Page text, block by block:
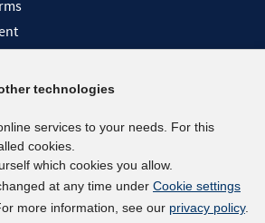
technologies
services to your needs. For this
cookies.
which cookies you allow.
at any time under Cookie settings
more information, see our privacy policy.